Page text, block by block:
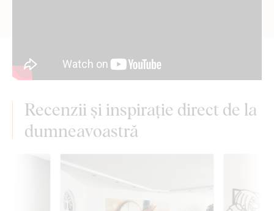
Recenzii și inspirație direct de la
dumneavoastră